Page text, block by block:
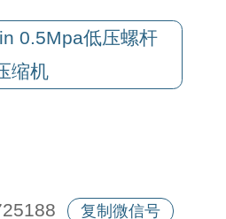
0.5Mpa低压螺杆
缩机
复制微信号